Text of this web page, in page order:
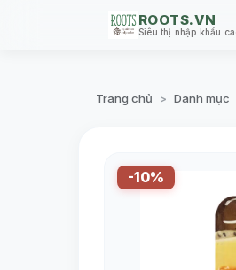
ROOTS.VN
Siêu thị nhập khẩu
Trang chủ > Danh mục
-10%